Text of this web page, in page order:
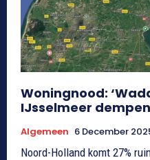
Woningnood:
IJsselmeer
Algemeen 6 December
Noord-Holland komt 27%